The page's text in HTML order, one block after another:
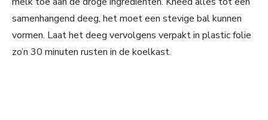
samenhangend deeg, het moet een stevige bal kunnen
vormen. Laat het deeg vervolgens verpakt in plastic folie
zo’n 30 minuten rusten in de koelkast.